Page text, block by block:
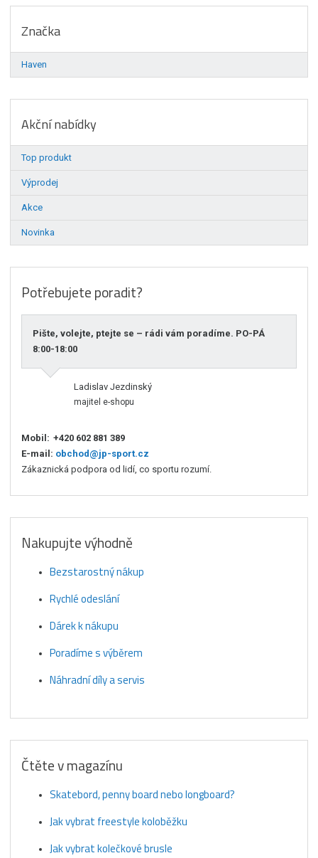
Značka
Haven
Akční nabídky
Top produkt
Výprodej
Akce
Novinka
Potřebujete poradit?
Pište, volejte, ptejte se – rádi vám poradíme. PO-PÁ
8:00-18:00
Ladislav Jezdinský
majitel e-shopu
Mobil: +420 602 881 389
E-mail: obchod@jp-sport.cz
Zákaznická podpora od lidí, co sportu rozumí.
Nakupujte výhodně
Bezstarostný nákup
Rychlé odeslání
Dárek k nákupu
Poradíme s výběrem
Náhradní díly a servis
Čtěte v magazínu
Skatebord, penny board nebo longboard?
Jak vybrat freestyle koloběžku
Jak vybrat kolečkové brusle